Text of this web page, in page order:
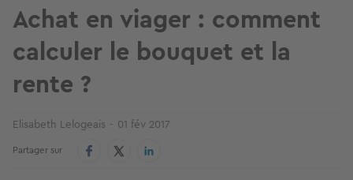
Achat en viager : comment
calculer le bouquet et la
rente ?
Elisabeth Lelogeais 01 fév 2017
Partager sur